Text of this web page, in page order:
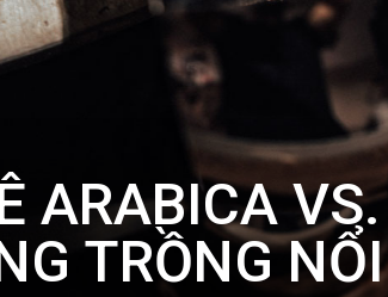
ARABICA
TRỒNG